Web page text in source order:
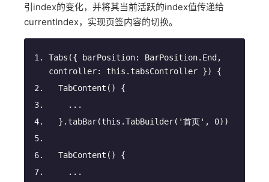
引index的变化，并将其当前活跃的index值传递给
currentIndex，实现页签内容的切换。
Tabs ({ barPosition: BarPosition.End,
controller: this .tabsController })
{
TabContent ( )
{
    ...
  }.tabBar(
this .TabBuilder( '首页' , 0))
TabContent ( )
{
    ...